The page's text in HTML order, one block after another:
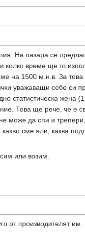
На пазара се
колко време ще го
на 1500 м.н.в. За
уважаващи себе си
статистическа жена
Това ще рече, че е
може да спи и
сме яли, каква
или возим.
от производителят